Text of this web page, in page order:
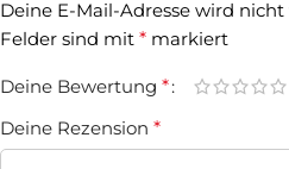
Deine E-Mail-Adresse wird
Felder sind mit * markiert
Deine Bewertung *
Deine Rezension *